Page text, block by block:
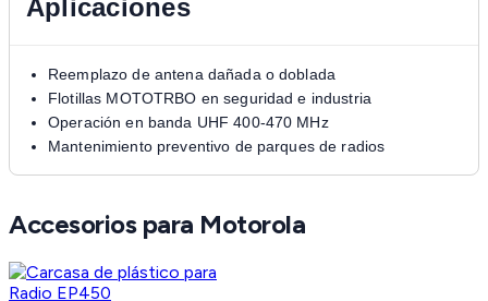
Aplicaciones
Reemplazo de antena dañada o doblada
Flotillas MOTOTRBO en seguridad e industria
Operación en banda UHF 400-470 MHz
Mantenimiento preventivo de parques de radios
Accesorios para Motorola